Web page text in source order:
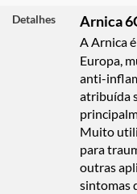
Detalhes Arnica
A Arnica
Europa,
anti-
atribuída
Muito
para
outras
sintomas